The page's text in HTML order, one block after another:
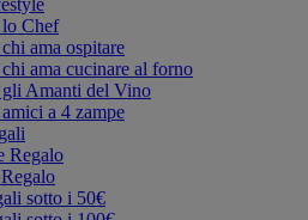
lo Chef
ama ospitare
ama cucinare al forno
gli Amanti del Vino
a 4 zampe
Regalo
sotto i 50€